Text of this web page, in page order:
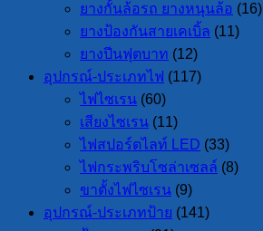
ยางกั้นล้อรถ ยางหนุนล้อ (16)
ยางป้องกันสายเคเบิ้ล (11)
ยางปีนฟุตบาท (12)
อุปกรณ์-ประเภทไฟ (117)
ไฟไซเรน (60)
เสียงไซเรน (11)
ไฟสปอร์ตไลท์ LED (33)
ไฟกระพริบโซล่าเซลล์ (8)
ขาตั้งไฟไซเรน (9)
อุปกรณ์-ประเภทป้าย (141)